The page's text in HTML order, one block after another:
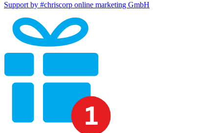
Support by #chriscorp online marketing GmbH